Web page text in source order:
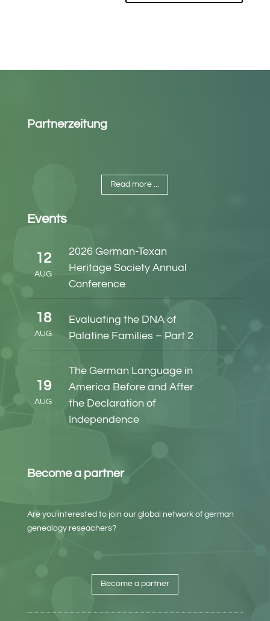
Partnerzeitung
Read more ...
Events
12
AUG
2026 German-Texan
Heritage Society Annual
Conference
18
AUG
Evaluating the DNA of
Palatine Families – Part 2
19
AUG
The German Language in
America Before and After
the Declaration of
Independence
Become a partner
Are you interested to join our global network of german
genealogy reseachers?
Become a partner